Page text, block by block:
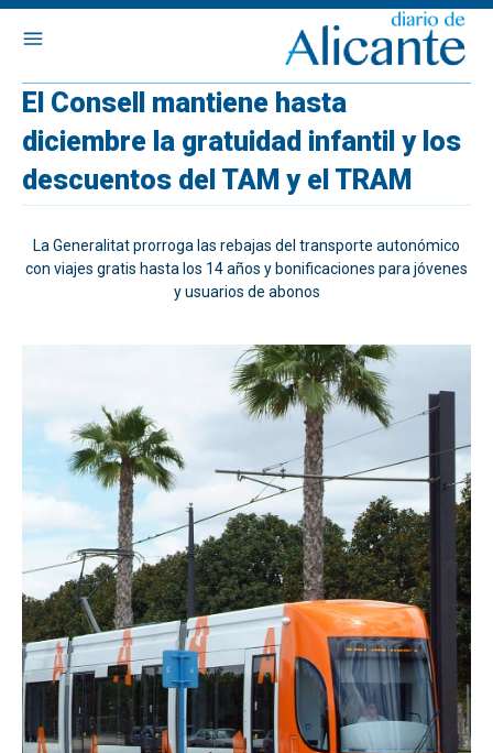
El Consell mantiene hasta
diciembre la gratuidad infantil y los
descuentos del TAM y el TRAM
La Generalitat prorroga las rebajas del transporte autonómico
con viajes gratis hasta los 14 años y bonificaciones para jóvenes
y usuarios de abonos